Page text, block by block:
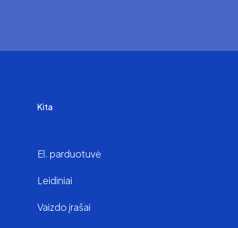
Kita
El. parduotuvė
Leidiniai
Vaizdo įrašai